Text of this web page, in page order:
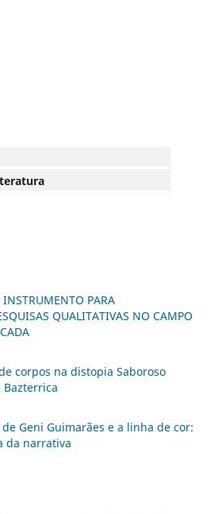
PARA
QUALITATIVAS NO CAMPO
corpos na distopia Saboroso
Bazterrica
Geni Guimarães e a linha de cor:
da narrativa